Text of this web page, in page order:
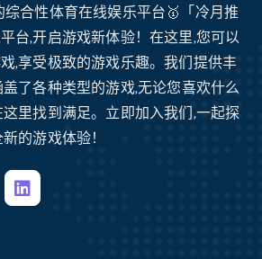
合性体育在线娱乐平台🥇「冷月推
台,开启游戏新体验！在这里,您可以
,享受极致的游戏乐趣。我们提供丰
了各种类型的游戏,无论您喜欢什么
里找到满足。立即加入我们,一起探
的游戏体验！